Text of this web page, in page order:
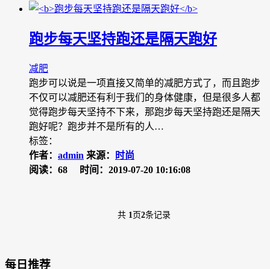
跑步每天坚持跑还是隔天跑好
减肥
跑步可以说是一项直接又简单的减肥方式了，而且跑步
不仅可以减肥还有利于我们的身体健康，但是很多人都
觉得跑步每天坚持不下来，那跑步每天坚持跑还是隔天
跑好呢？跑步并不是所有的人…
标签：
作者： admin 来源：
时尚
阅读：68
时间：2019-07-20 10:16:08
共 1 页2条记录
每日推荐